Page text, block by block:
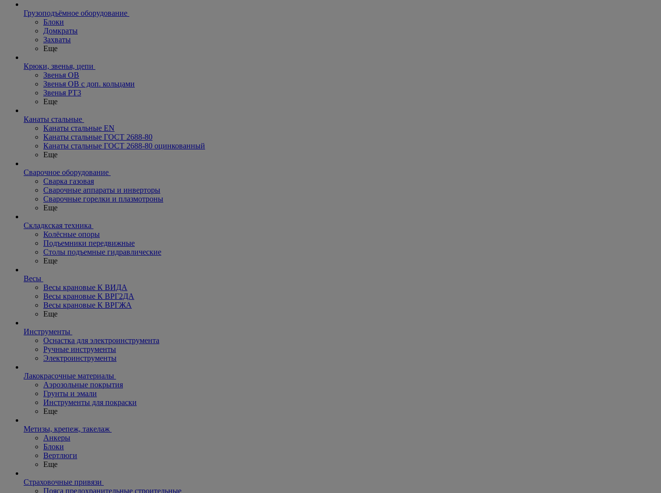
Грузоподъёмное оборудование
Блоки
Домкраты
Захваты
Еще
Крюки, звенья, цепи
Звенья ОВ
Звенья ОВ с доп. кольцами
Звенья РТ3
Еще
Канаты стальные
Канаты стальные EN
Канаты стальные ГОСТ 2688-80
Канаты стальные ГОСТ 2688-80 оцинкованный
Еще
Сварочное оборудование
Сварка газовая
Сварочные аппараты и инверторы
Сварочные горелки и плазмотроны
Еще
Складкская техника
Колёсные опоры
Подъемники передвижные
Столы подъемные гидравлические
Еще
Весы
Весы крановые К ВИДА
Весы крановые К ВРГ2ДА
Весы крановые К ВРГЖА
Еще
Инструменты
Оснастка для электроинструмента
Ручные инструменты
Электроинструменты
Лакокрасочные материалы
Аэрозольные покрытия
Грунты и эмали
Инструменты для покраски
Еще
Метизы, крепеж, такелаж
Анкеры
Блоки
Вертлюги
Еще
Страховочные привязи
Пояса предохранительные строительные